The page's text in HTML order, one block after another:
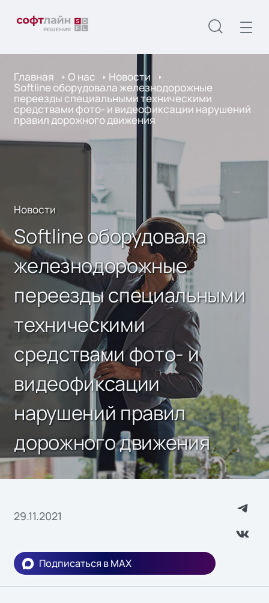
Главная О нас Новости
Softline оборудовала железнодорожные
переезды специальными техническими
средствами фото- и видеофиксации нарушений
правил дорожного движения
Новости
Softline оборудовала
железнодорожные
переезды специальными
техническими
средствами фото- и
видеофиксации
нарушений правил
дорожного движения
29.11.2021
Подписаться в MAX